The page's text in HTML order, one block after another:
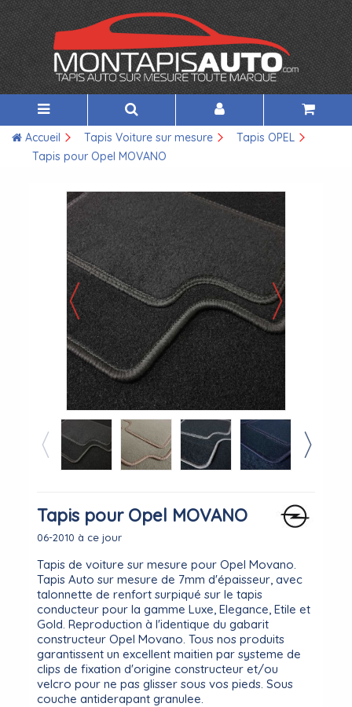
Accueil Tapis Voiture sur mesure
Tapis OPEL
Tapis pour Opel MOVANO
Tapis pour Opel MOVANO
06-2010 à ce jour
Tapis de voiture sur mesure pour Opel Movano.
Tapis Auto sur mesure de 7mm d'épaisseur, avec
talonnette de renfort surpiqué sur le tapis
conducteur pour la gamme Luxe, Elegance, Etile et
Gold. Reproduction à l'identique du gabarit
constructeur Opel Movano. Tous nos produits
garantissent un excellent maitien par systeme de
clips de fixation d'origine constructeur et/ou
velcro pour ne pas glisser sous vos pieds. Sous
couche antiderapant granulee.